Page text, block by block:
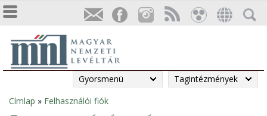
Gyorsmenü Tagintézmények
Jelenlegi
Címlap » Felhasználói fiók